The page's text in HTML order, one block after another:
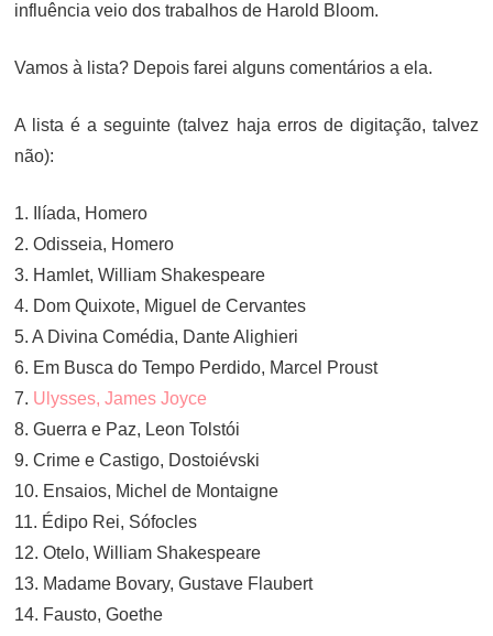
influência veio dos trabalhos de Harold Bloom.
Vamos à lista? Depois farei alguns comentários a ela.
A lista é a seguinte (talvez haja erros de digitação, talvez
não):
1. Ilíada, Homero
2. Odisseia, Homero
3. Hamlet, William Shakespeare
4. Dom Quixote, Miguel de Cervantes
5. A Divina Comédia, Dante Alighieri
6. Em Busca do Tempo Perdido, Marcel Proust
7. Ulysses, James Joyce
8. Guerra e Paz, Leon Tolstói
9. Crime e Castigo, Dostoiévski
10. Ensaios, Michel de Montaigne
11. Édipo Rei, Sófocles
12. Otelo, William Shakespeare
13. Madame Bovary, Gustave Flaubert
14. Fausto, Goethe